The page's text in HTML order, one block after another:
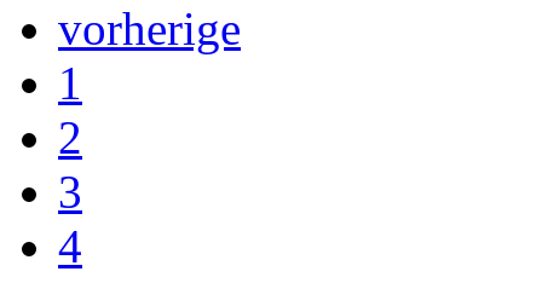
vorherige
1
2
3
4